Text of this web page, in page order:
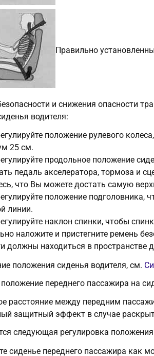
Правильно
и снижения опасности
водителя:
положение рулевого
25 см.
продольное положение
педаль акселератора, тормоза и
что Вы можете достать самую
положение подголовника,
линии.
наклон спинки, чтобы
наложите и пристегните ремень
должны находиться в
положения сиденья водителя, см.
переднего пассажира на
расстояние между передним
защитный эффект в случае
следующая регулировка
сиденье переднего пассажира как